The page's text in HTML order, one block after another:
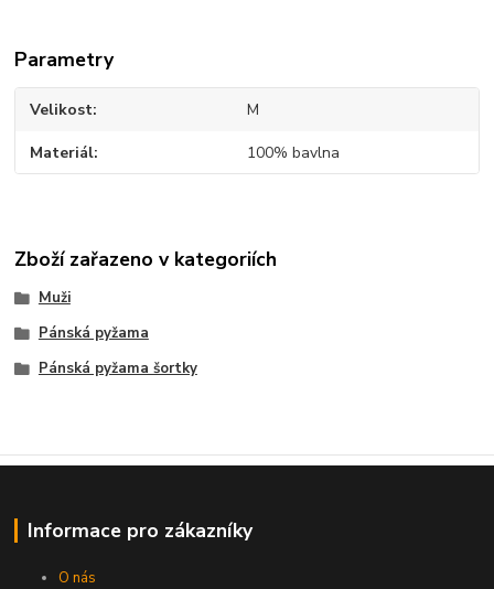
Parametry
Velikost M
Materiál 100% bavlna
Zboží zařazeno v kategoriích
Muži
Pánská pyžama
Pánská pyžama šortky
Informace pro zákazníky
O nás